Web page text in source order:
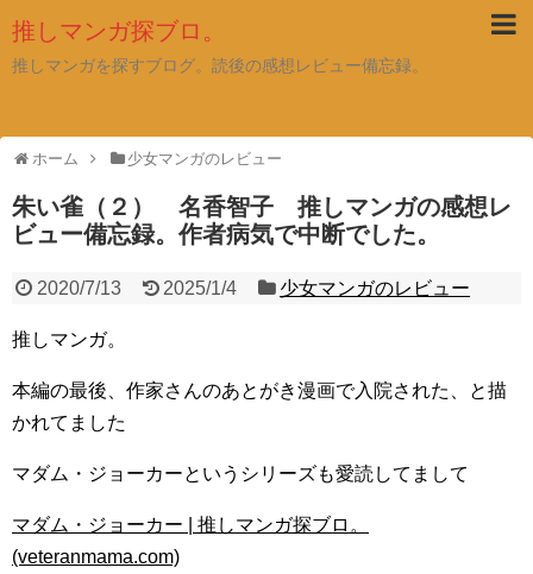
推しマンガ探ブロ。
推しマンガを探すブログ。読後の感想レビュー備忘録。
ホーム 少女マンガのレビュー
朱い雀（２） 名香智子 推しマンガの感想レ
ビュー備忘録。作者病気で中断でした。
2020/7/13 2025/1/4 少女マンガのレビュー
推しマンガ。
本編の最後、作家さんのあとがき漫画で入院された、と描
かれてました
マダム・ジョーカーというシリーズも愛読してまして
マダム・ジョーカー | 推しマンガ探ブロ。
(veteranmama.com)